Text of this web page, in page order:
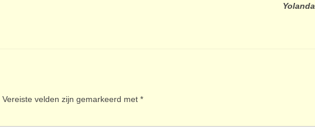
Vereiste velden zijn gemarkeerd met *